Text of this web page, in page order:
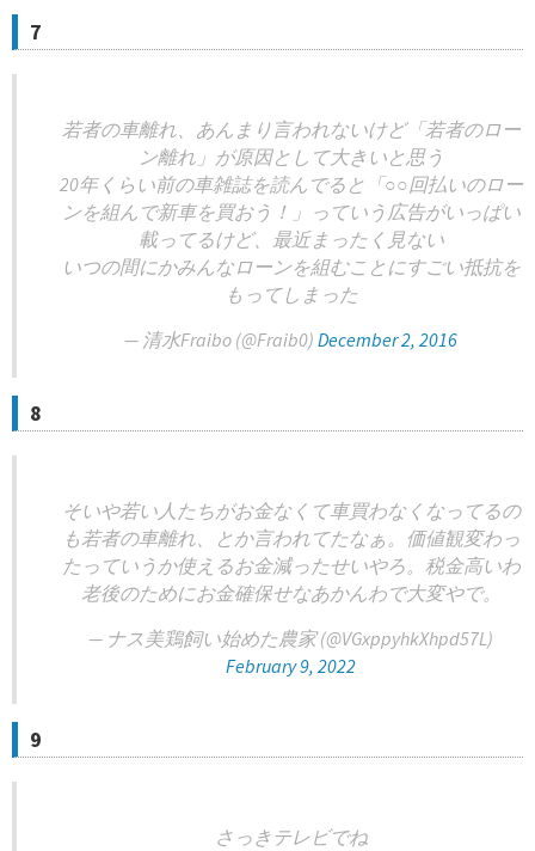
7
若者の車離れ、あんまり言われないけど「若者のロー
ン離れ」が原因として大きいと思う
20年くらい前の車雑誌を読んでると「○○回払いのロー
ンを組んで新車を買おう！」っていう広告がいっぱい
載ってるけど、最近まったく見ない
いつの間にかみんなローンを組むことにすごい抵抗を
もってしまった
— 清水Fraibo (@Fraib0) December 2, 2016
8
そいや若い人たちがお金なくて車買わなくなってるの
も若者の車離れ、とか言われてたなぁ。価値観変わっ
たっていうか使えるお金減ったせいやろ。税金高いわ
老後のためにお金確保せなあかんわで大変やで。
— ナス美‍鶏飼い始めた農家 (@VGxppyhkXhpd57L)
February 9, 2022
9
さっきテレビでね